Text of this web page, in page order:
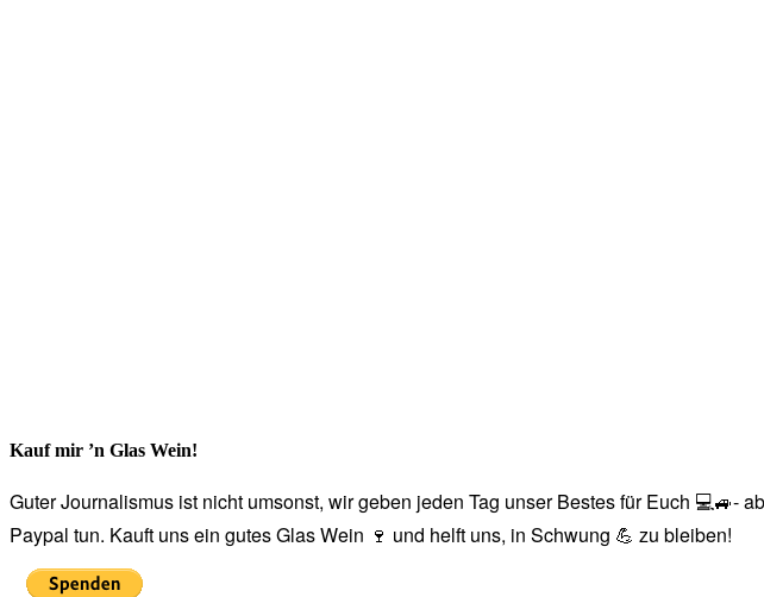
Kauf mir ’n Glas Wein!
Guter Journalismus ist nicht umsonst, wir geben jeden Tag unser Bestes für Euch 💻🚙-
Paypal tun. Kauft uns ein gutes Glas Wein 🍷 und helft uns, in Schwung 💪 zu bleiben!